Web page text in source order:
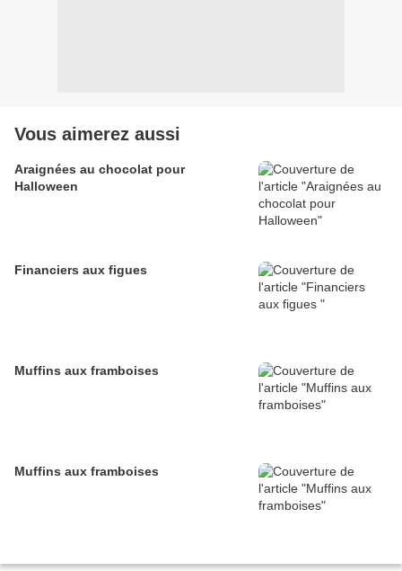
Vous aimerez aussi
Araignées au chocolat pour
Halloween
Financiers aux figues
Muffins aux framboises
Muffins aux framboises